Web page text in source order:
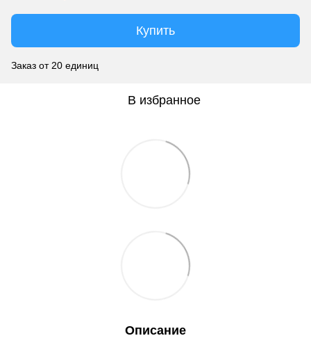
Купить
Заказ от 20 единиц
В избранное
Описание